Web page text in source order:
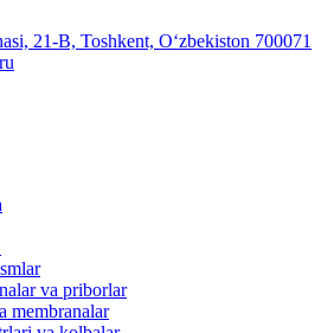
21-B, Toshkent, O‘zbekiston 700071
va priborlar
membranalar